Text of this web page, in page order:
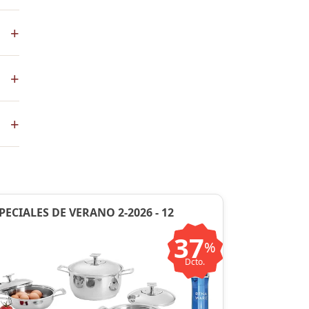
+
+
+
DE VERANO 2-2026 - 12
37%
Dcto.